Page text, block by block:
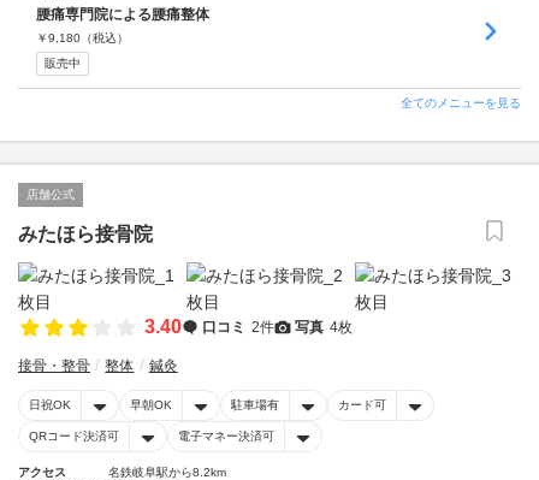
腰痛専門院による腰痛整体
￥9,180 （税込）
販売中
全てのメニューを見る
店舗公式
みたほら接骨院
3.40 口コミ 2件 写真 4枚
接骨・整骨 整体 鍼灸
日祝OK 早朝OK 駐車場有 カード可
QRコード決済可 電子マネー決済可
アクセス
名鉄岐阜駅から8.2km